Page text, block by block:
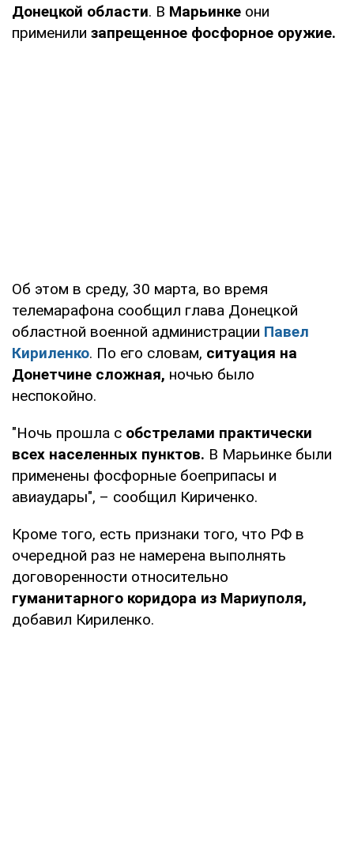
Донецкой области. В Марьинке они
применили запрещенное фосфорное оружие.
Об этом в среду, 30 марта, во время
телемарафона сообщил глава Донецкой
областной военной администрации Павел
Кириленко. По его словам, ситуация на
Донетчине сложная, ночью было
неспокойно.
"Ночь прошла с обстрелами практически
всех населенных пунктов. В Марьинке были
применены фосфорные боеприпасы и
авиаудары", – сообщил Кириченко.
Кроме того, есть признаки того, что РФ в
очередной раз не намерена выполнять
договоренности относительно
гуманитарного коридора из Мариуполя,
добавил Кириленко.